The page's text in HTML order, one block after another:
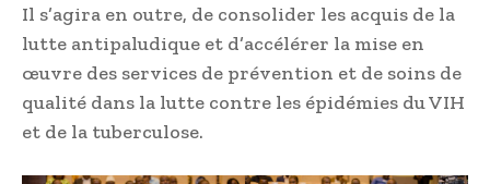
Il s’agira en outre, de consolider les acquis de la
lutte antipaludique et d’accélérer la mise en
œuvre des services de prévention et de soins de
qualité dans la lutte contre les épidémies du VIH
et de la tuberculose.